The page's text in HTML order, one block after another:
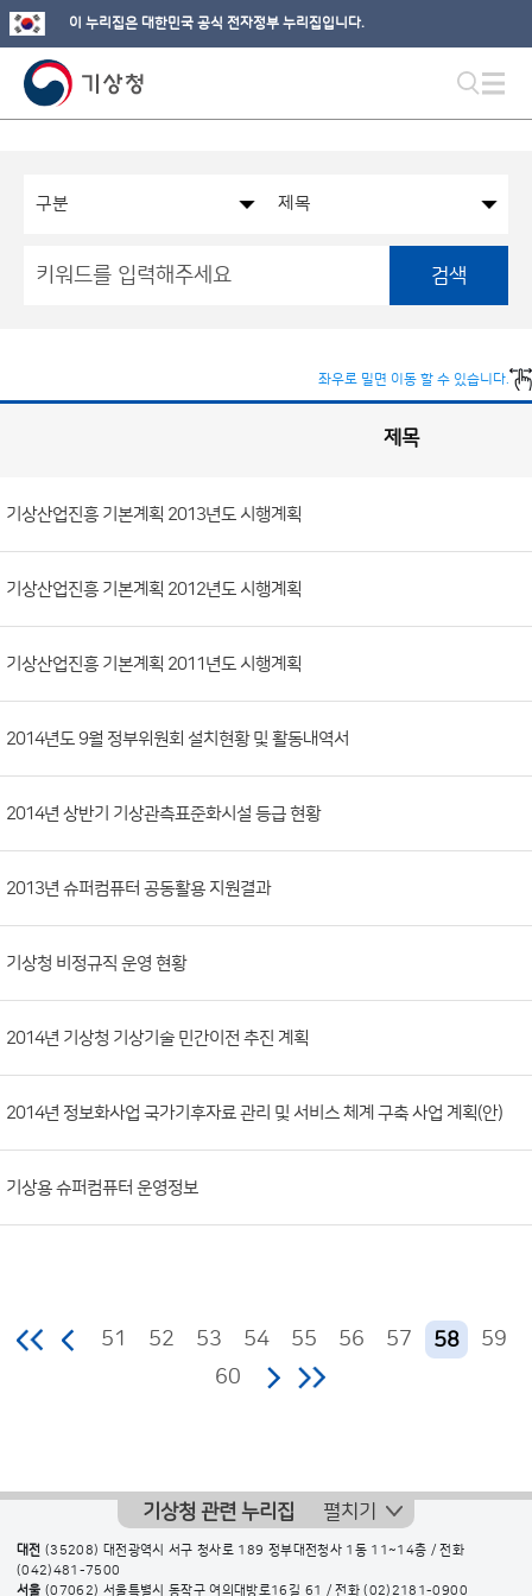
이 누리집은 대한민국 공식 전자정부 누리집입니다.
검색
좌우로 밀면 이동 할 수 있습니다.
공
개
정
보
목
록
류,
첨
부
일,
조
회
제목
기상산업진흥 기본계획 2013년도 시행계획
기상산업진흥 기본계획 2012년도 시행계획
기상산업진흥 기본계획 2011년도 시행계획
2014년도 9월 정부위원회 설치현황 및 활동내역서
2014년 상반기 기상관측표준화시설 등급 현황
2013년 슈퍼컴퓨터 공동활용 지원결과
기상청 비정규직 운영 현황
2014년 기상청 기상기술 민간이전 추진 계획
2014년 정보화사업 국가기후자료 관리 및 서비스 체계 구축 사업 계획(안)
기상용 슈퍼컴퓨터 운영정보
51 52 53 54 55 56 57 58
59
60
기상청 관련 누리집 펼치기
대전 (35208) 대전광역시 서구 청사로 189 정부대전청사 1동 11~14층 / 전화
(042)481-7500
서울 (07062) 서울특별시 동작구 여의대방로16길 61 / 전화(02)2181-0900